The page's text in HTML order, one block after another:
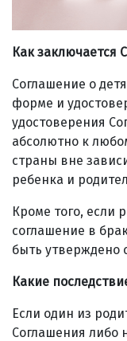
Как заключается
Соглашение о
форме и
удостоверения
абсолютно к
страны вне
ребенка и
Кроме того, если
соглашение в
быть утверждено
Какие
Если один из
Соглашения либо